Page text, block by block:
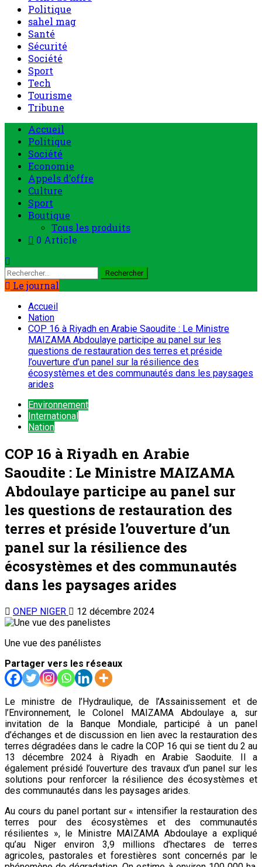
Politique
sahel mag
Santé
Sécurité
Société
Sport
Tech
Tourisme
Tribune
Accueil
Politique
Société
Economie
Appels d’offre
Culture
Sport
Boutique
Tous les produits
0 Article
Le journal
Accueil
Nation
COP 16 à Riyadh en Arabie Saoudite : Le Ministre
MAIZAMA Abdoulaye participe au panel sur les
questions de restauration des terres et préside
l’ouverture d’un panel sur la résilience des
écosystèmes et des communautés dans les paysages
arides
Environnement
International
Nation
COP 16 à Riyadh en Arabie
Saoudite : Le Ministre MAIZAMA
Abdoulaye participe au panel sur
les questions de restauration des
terres et préside l’ouverture d’un
panel sur la résilience des
écosystèmes et des communautés
dans les paysages arides
ONEP NIGER 12 décembre 2024
Une vue des panélistes
Partager vers les réseaux
Le ministre de l’Hydraulique, de l’Assainissement et de
l’Environnement, le Colonel MAIZAMA Abdoulaye a, sur
invitation de la Banque Mondiale, participé à un panel
d’échanges et de discussion en lien avec la restauration des
terres dégradées dans le cadre la COP 16 qui se tient du 2 au
13 décembre 2024 à Riyadh en Arabie Saoduite. Il a
également présidé l’ouverture des travaux d’un panel sur les
solutions pour renforcer la résilience des écosystèmes et
des communautés dans les paysages arides.
Au cours du panel portant sur « intensifier la restauration des
terres pour des écosystèmes et des communautés
résilientes », le Ministre MAIZAMA Abdoulaye a expliqué
qu’au Niger environ 3,9 millions d’hectares de terres
agricoles, pastorales et forestières sont concernés par le